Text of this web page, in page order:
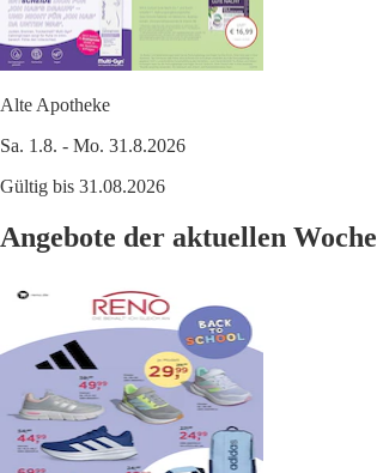
Alte Apotheke
Sa. 1.8. - Mo. 31.8.2026
Gültig bis 31.08.2026
Angebote der aktuellen Woche